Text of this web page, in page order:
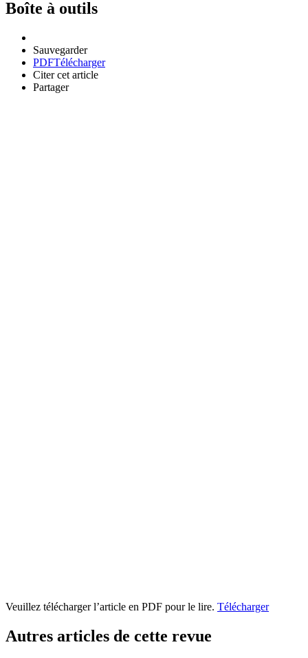
Boîte à outils
Sauvegarder
PDFTélécharger
Citer cet article
Partager
Veuillez télécharger l’article en PDF pour le lire. Télécharger
Autres articles de cette revue